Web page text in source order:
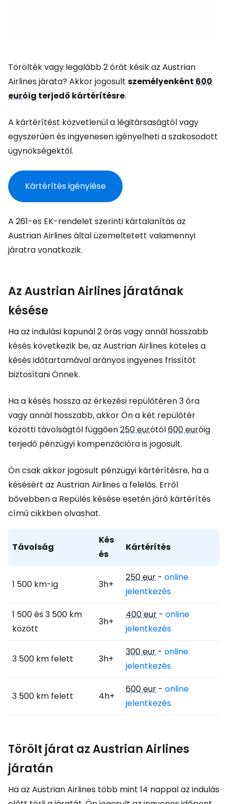
Törölték vagy legalább 2 órát késik az Austrian
Airlines járata? Akkor jogosult személyenként600
euróig terjedő kártérítésre.
A kártérítést közvetlenül a légitársaságtól vagy
egyszerűen és ingyenesen igényelheti a szakosodott
ügynökségektől.
Kártérítés igénylése
A 261-es EK-rendelet szerinti kártalanítás az
Austrian Airlines által üzemeltetett valamennyi
járatra vonatkozik.
Az Austrian Airlines járatának
késése
Ha az indulási kapunál 2 órás vagy annál hosszabb
késés következik be, az Austrian Airlines köteles a
késés időtartamával arányos ingyenes frissítőt
biztosítani Önnek.
Ha a késés hossza az érkezési repülőtéren 3 óra
vagy annál hosszabb, akkor Ön a két repülőtér
közötti távolságtól függően250 eurótól600 euróig
terjedő pénzügyi kompenzációra is jogosult.
Ön csak akkor jogosult pénzügyi kártérítésre, ha a
késésért az Austrian Airlines a felelős. Erről
bővebben a Repülés késése esetén járó kártérítés
című cikkben olvashat.
Távolság
Kés
és
Kártérítés
1 500 km-ig 3h+
250 eur - online
jelentkezés
1 500 és 3 500 km
között
3h+
400 eur - online
jelentkezés
3 500 km felett 3h+
300 eur - online
jelentkezés
3 500 km felett 4h+
600 eur - online
jelentkezés
Törölt járat az Austrian Airlines
járatán
Ha az Austrian Airlines több mint 14 nappal az indulás